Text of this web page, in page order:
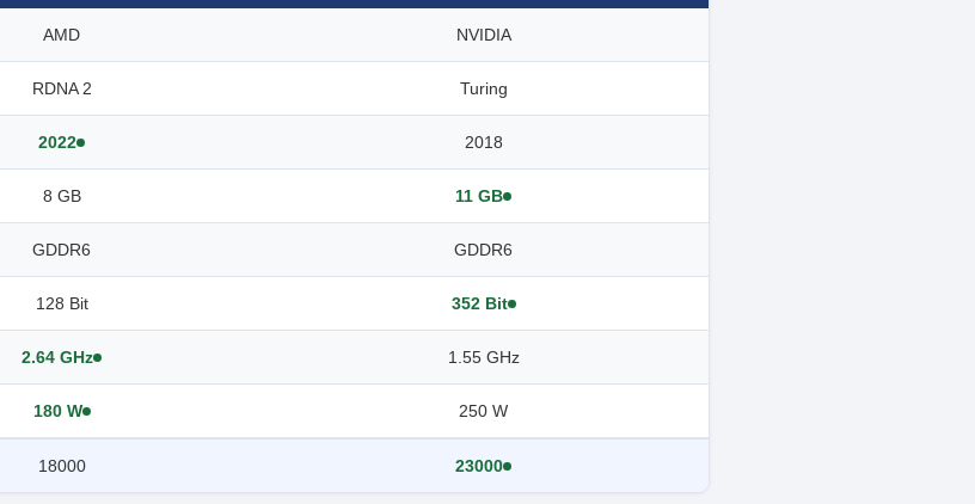
AMD NVIDIA
RDNA 2 Turing
2022 2018
8 GB 11 GB
GDDR6 GDDR6
128 Bit 352 Bit
2.64 GHz 1.55 GHz
180 W 250 W
18000 23000